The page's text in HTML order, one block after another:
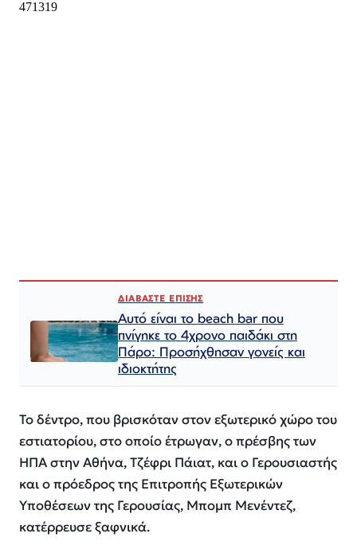
ΔΙΑΒΑΣΤΕ ΕΠΙΣΗΣ
Αυτό είναι το beach bar που
πνίγηκε το 4χρονο παιδάκι στη
Πάρο: Προσήχθησαν γονείς και
ιδιοκτήτης
Το δέντρο, που βρισκόταν στον εξωτερικό χώρο του
εστιατορίου, στο οποίο έτρωγαν, ο πρέσβης των
ΗΠΑ στην Αθήνα, Τζέφρι Πάιατ, και ο Γερουσιαστής
και ο πρόεδρος της Επιτροπής Εξωτερικών
Υποθέσεων της Γερουσίας, Μπομπ Μενέντεζ,
κατέρρευσε ξαφνικά.